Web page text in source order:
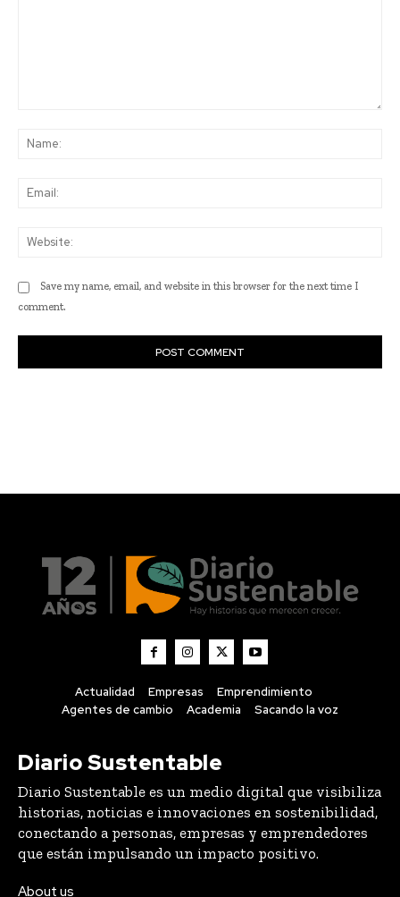
Actualidad Empresas
Emprendimiento
Agentes de cambio
Academia Sacando la voz
Diario Sustentable
Diario Sustentable es un medio digital que visibiliza
historias, noticias e innovaciones en sostenibilidad,
conectando a personas, empresas y emprendedores
que están impulsando un impacto positivo.
About us